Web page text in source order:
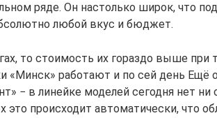
ряде. Он настолько широк, что
любой вкус и бюджет.
то стоимость их гораздо выше при
«Минск» работают и по сей день Ещё
− в линейке моделей сегодня нет ни
это происходит автоматически, что